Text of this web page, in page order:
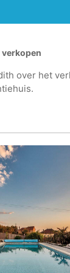
verkopen
over het